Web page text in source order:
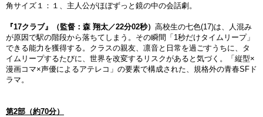
角サイズ１：１、主人公がほぼずっと鏡の中の会話劇。
『17クラブ』（監督：森 翔太／22分02秒） 高校生の七色(17)は、人混み
が原因で駅の階段から落ちてしまう。その瞬間「1秒だけタイムリープ」
できる能力を獲得する。クラスの親友、凛音と日常を過ごすうちに、タ
イムリープするたびに、世界を改変するリスクがあると気づく。「縦型×
漫画コマ×声優によるアテレコ」の要素で構成された、規格外の青春SFド
ラマ。
第2部（約70分）